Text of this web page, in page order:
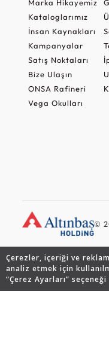
Çerezler, içeriği ve
analiz etmek için
“Çerez Ayarları”
Marka Hikayemiz
Kataloglarımız
İnsan Kaynakları
Kampanyalar
Satış Noktaları
Bize Ulaşın
ONSA Rafineri
Vega Okulları
©